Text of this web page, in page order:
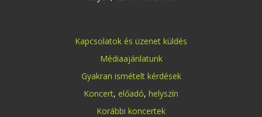
Kapcsolatok és üzenet küldés
Médiaajánlatunk
Gyakran ismételt kérdések
Koncert, előadó, helyszín
Korábbi koncertek